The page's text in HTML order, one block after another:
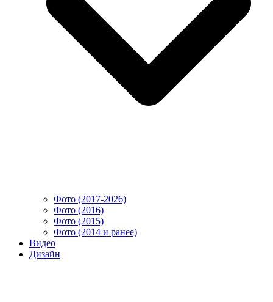
Фото (2017-2026)
Фото (2016)
Фото (2015)
Фото (2014 и ранее)
Видео
Дизайн